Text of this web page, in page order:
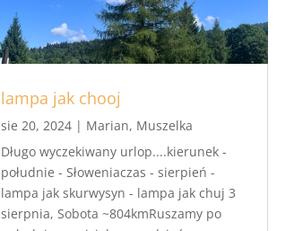
lampa jak chooj
sie 20, 2024| Marian, Muszelka
Długo wyczekiwany urlop....kierunek -
południe - Słoweniaczas - sierpień -
lampa jak skurwysyn - lampa jak chuj 3
sierpnia, Sobota ~804kmRuszamy po